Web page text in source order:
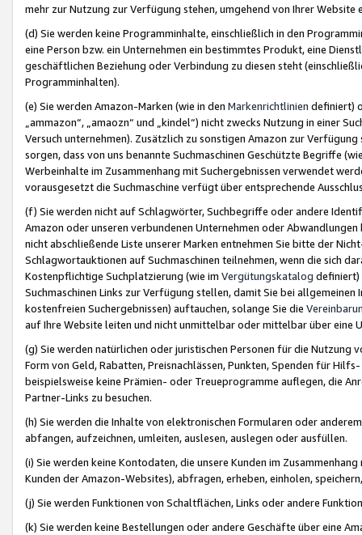
mehr zur Nutzung zur Verfügung stehen, umgehend von Ihrer
(d) Sie werden keine Programminhalte, einschließlich in den
eine Person bzw. ein Unternehmen ein bestimmtes Produkt, eine
geschäftlichen Beziehung oder Verbindung zu diesen steht
Programminhalten).
(e) Sie werden Amazon-Marken (wie in den Markenrichtlinien definiert)
„ammazon“, „amaozn“ und „kindel“) nicht zwecks Nutzung in einer
Versuch unternehmen). Zusätzlich zu sonstigen Amazon zur
sorgen, dass von uns benannte Suchmaschinen Geschützte Begriffe
Werbeinhalte im Zusammenhang mit Suchergebnissen verwendet
vorausgesetzt die Suchmaschine verfügt über entsprechende
(f) Sie werden nicht auf Schlagwörter, Suchbegriffe oder andere
Amazon oder unseren verbundenen Unternehmen oder
nicht abschließende Liste unserer Marken entnehmen Sie bitte der
Schlagwortauktionen auf Suchmaschinen teilnehmen, wenn die sich
Kostenpflichtige Suchplatzierung (wie im Vergütungskatalog definiert)
Suchmaschinen Links zur Verfügung stellen, damit Sie bei
kostenfreien Suchergebnissen) auftauchen, solange Sie die
auf Ihre Website leiten und nicht unmittelbar oder mittelbar über eine
(g) Sie werden natürlichen oder juristischen Personen für die Nutzung
Form von Geld, Rabatten, Preisnachlässen, Punkten, Spenden für
beispielsweise keine Prämien- oder Treueprogramme auflegen, die
Partner-Links zu besuchen.
(h) Sie werden die Inhalte von elektronischen Formularen oder
abfangen, aufzeichnen, umleiten, auslesen, auslegen oder ausfüllen.
(i) Sie werden keine Kontodaten, die unsere Kunden im
Kunden der Amazon-Websites), abfragen, erheben, einholen,
(j) Sie werden Funktionen von Schaltflächen, Links oder andere
(k) Sie werden keine Bestellungen oder andere Geschäfte über eine